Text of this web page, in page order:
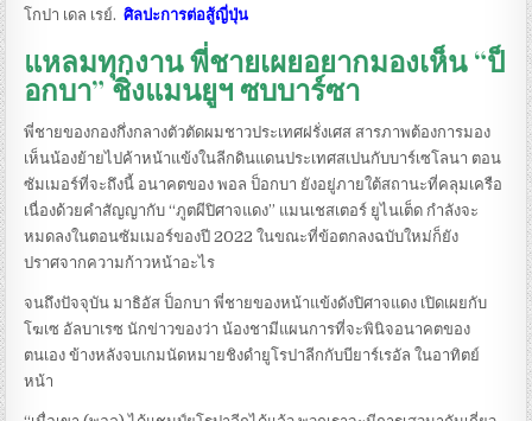
โกปา เดล เรย์.ศิลปะการต่อสู้ญี่ปุ่น
แหลมทุกงาน พี่ชายเผยอยากมองเห็น “ป็
อกบา” ชิ่งแมนยูฯ ซบบาร์ซา
พี่ชายของกองกึ่งกลางตัวตัดผมชาวประเทศฝรั่งเศส สารภาพต้องการมอง
เห็นน้องย้ายไปค้าหน้าแข้งในลีกดินแดนประเทศสเปนกับบาร์เซโลนา ตอน
ซัมเมอร์ที่จะถึงนี้ อนาคตของ พอล ป็อกบา ยังอยู่ภายใต้สถานะที่คลุมเครือ
เนื่องด้วยคำสัญญากับ “ภูตผีปิศาจแดง” แมนเชสเตอร์ ยูไนเต็ด กำลังจะ
หมดลงในตอนซัมเมอร์ของปี 2022 ในขณะที่ข้อตกลงฉบับใหม่ก็ยัง
ปราศจากความก้าวหน้าอะไร
จนถึงปัจจุบัน มาธิอัส ป็อกบา พี่ชายของหน้าแข้งดังปิศาจแดง เปิดเผยกับ
โฆเซ อัลบาเรซ นักข่าวของว่า น้องชามีแผนการที่จะพินิจอนาคตของ
ตนเอง ข้างหลังจบเกมนัดหมายชิงดำยูโรปาลีกกับบียาร์เรอัล ในอาทิตย์
หน้า